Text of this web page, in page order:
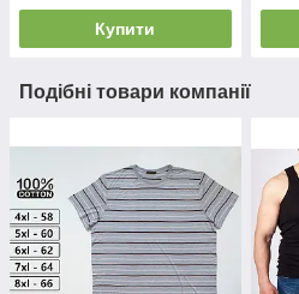
Купити
Подібні товари компанії